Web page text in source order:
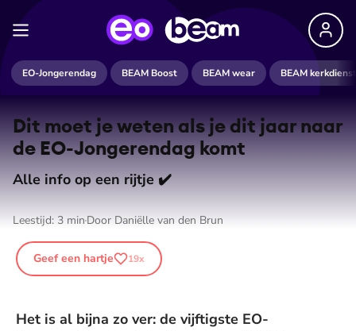
EO-Jongerendag BEAM Boost BEAM wear BEAM kerkdienst
Dit moet je weten als je dit jaar naar
de EO-Jongerendag komt
Alle info op een rijtje ✔️
Leestijd: 3 min Door Daniëlle van den Brun
Geef een hartje 19x
Het is al bijna zo ver: de vijftigste EO-